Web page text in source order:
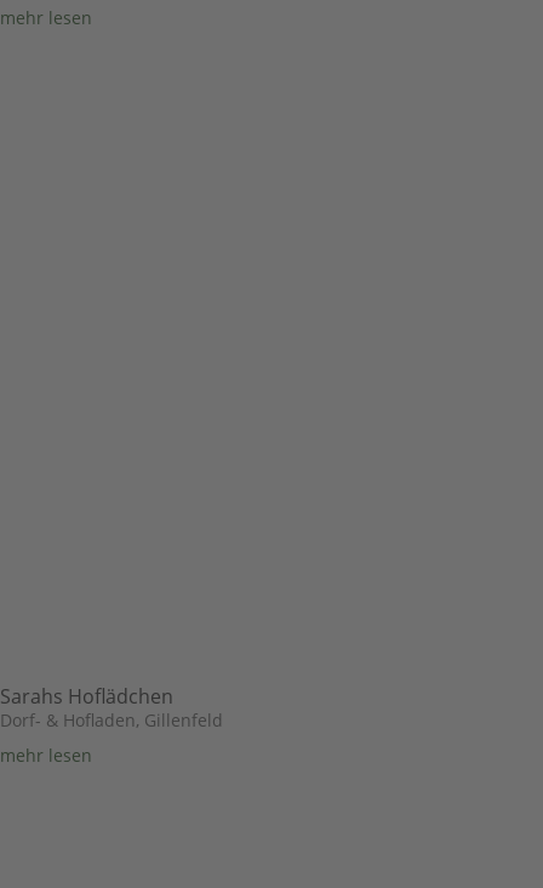
mehr lesen
Sarahs Hoflädchen
Dorf- & Hofladen, Gillenfeld
mehr lesen